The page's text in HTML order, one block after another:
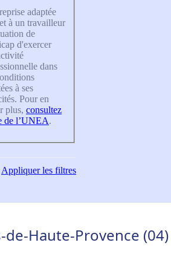
adaptée
à un travailleur
de
d'exercer
dans
à ses
Pour en
plus, consultez
de l’UNEA.
Appliquerles filtres
Haute-Provence (04)